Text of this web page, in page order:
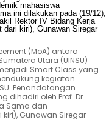
(MoA) antara
Utara (UINSU)
Smart Class yang
kegiatan
Penandatangan
dihadiri oleh Prof. Dr.
Sama dan
Gunawan Siregar